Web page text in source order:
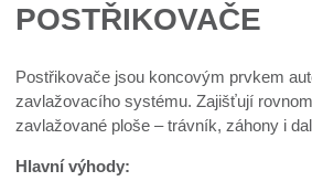
POSTŘIKOVAČE
Postřikovače jsou koncovým prvkem
zavlažovacího systému. Zajišťují
zavlažované ploše – trávník, záhony i
Hlavní výhody: